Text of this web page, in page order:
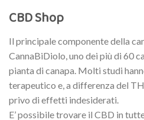
CBD Shop
Il principale componente della
CannaBiDiolo, uno dei più di 60
pianta di canapa. Molti studi
terapeutico e, a differenza del
privo di effetti indesiderati.
E’ possibile trovare il CBD in